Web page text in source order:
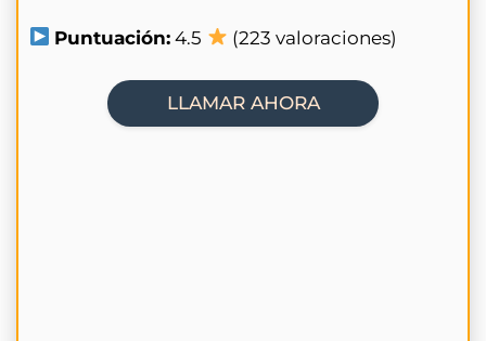
Puntuación: 4.5 (223 valoraciones)
LLAMAR AHORA